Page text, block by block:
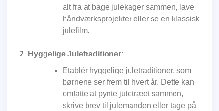
alt fra at bage julekager sammen, lave
håndværksprojekter eller se en klassisk
julefilm.
2. Hyggelige Juletraditioner:
Etablér hyggelige juletraditioner, som
børnene ser frem til hvert år. Dette kan
omfatte at pynte juletræet sammen,
skrive brev til julemanden eller tage på